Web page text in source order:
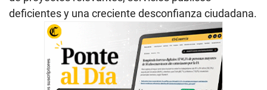
deficientes y una creciente desconfianza ciudadana.